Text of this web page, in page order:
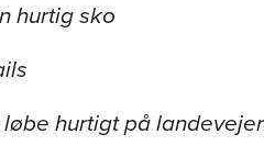
hurtig sko
hurtigt på